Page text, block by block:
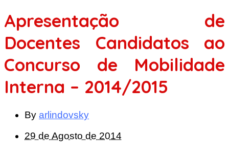
Apresentação de
Docentes Candidatos ao
Concurso de Mobilidade
Interna – 2014/2015
By arlindovsky
29 de Agosto de 2014